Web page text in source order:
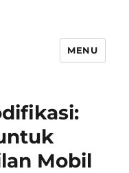
MENU
Mobil